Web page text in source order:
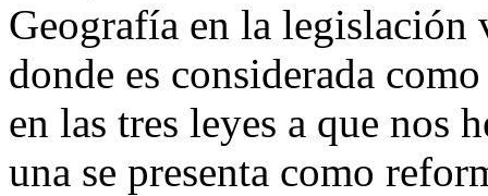
Geografía en la legislación
donde es considerada
en las tres leyes a que nos
una se presenta como